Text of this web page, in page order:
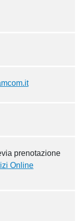
prenotazione
Online